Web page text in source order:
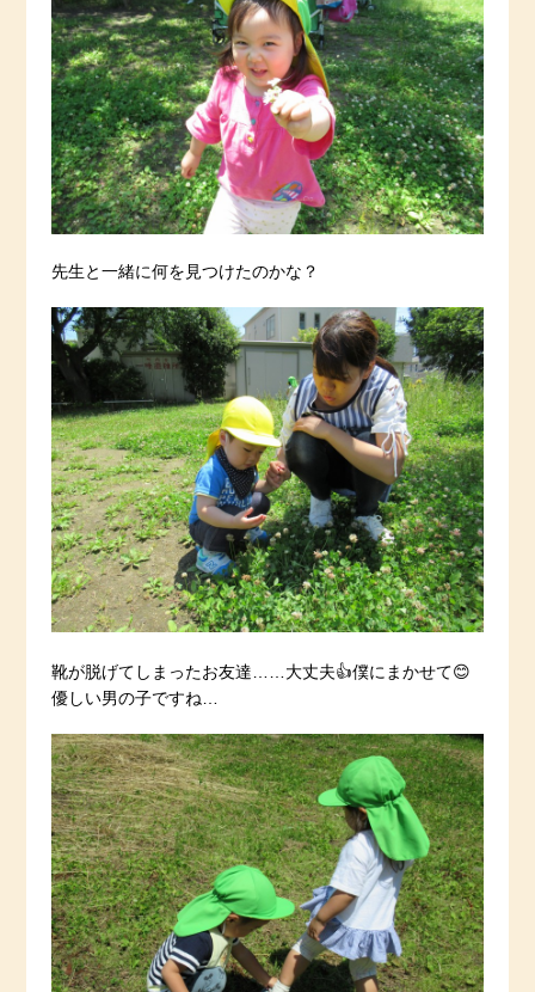
先生と一緒に何を見つけたのかな？
靴が脱げてしまったお友達……大丈夫👍僕にまかせて😊
優しい男の子ですね…